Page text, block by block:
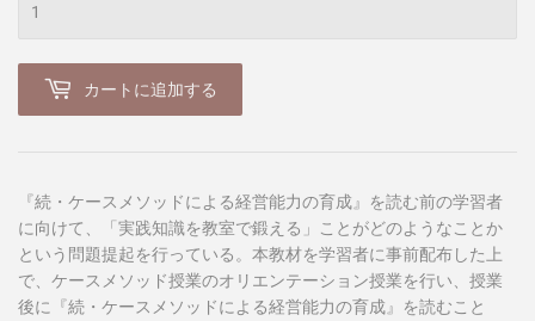
カートに追加する
『続・ケースメソッドによる経営能力の育成』を読む前の学習者
に向けて、「実践知識を教室で鍛える」ことがどのようなことか
という問題提起を行っている。本教材を学習者に事前配布した上
で、ケースメソッド授業のオリエンテーション授業を行い、授業
後に『続・ケースメソッドによる経営能力の育成』を読むこと